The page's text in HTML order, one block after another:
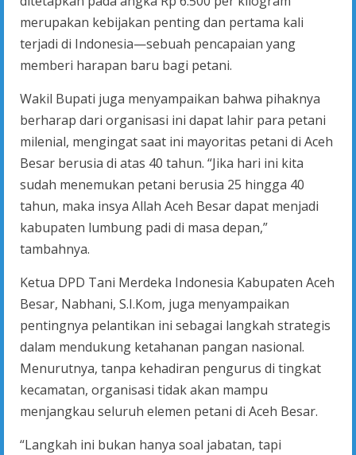
merupakan kebijakan penting dan pertama kali
terjadi di Indonesia—sebuah pencapaian yang
memberi harapan baru bagi petani.
Wakil Bupati juga menyampaikan bahwa pihaknya
berharap dari organisasi ini dapat lahir para petani
milenial, mengingat saat ini mayoritas petani di Aceh
Besar berusia di atas 40 tahun. “Jika hari ini kita
sudah menemukan petani berusia 25 hingga 40
tahun, maka insya Allah Aceh Besar dapat menjadi
kabupaten lumbung padi di masa depan,”
tambahnya.
Ketua DPD Tani Merdeka Indonesia Kabupaten Aceh
Besar, Nabhani, S.I.Kom, juga menyampaikan
pentingnya pelantikan ini sebagai langkah strategis
dalam mendukung ketahanan pangan nasional.
Menurutnya, tanpa kehadiran pengurus di tingkat
kecamatan, organisasi tidak akan mampu
menjangkau seluruh elemen petani di Aceh Besar.
“Langkah ini bukan hanya soal jabatan, tapi